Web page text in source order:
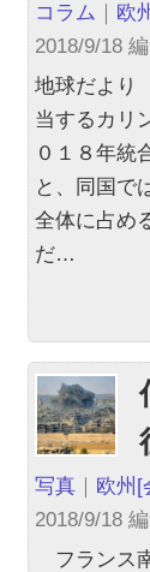
コラム ｜ 欧
2018/9/18
地球だより
当するカリ
０１８年統
と、同国で
全体に占め
だ…
写真 ｜ 欧州 [
2018/9/18
フランス